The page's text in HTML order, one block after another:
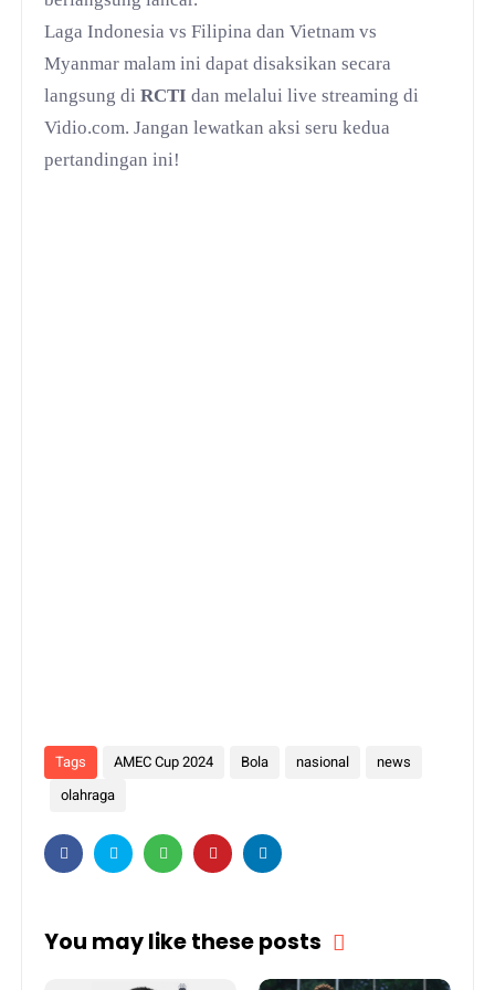
Laga Indonesia vs Filipina dan Vietnam vs
Myanmar malam ini dapat disaksikan secara
langsung diRCTI dan melalui live streaming di
Vidio.com. Jangan lewatkan aksi seru kedua
pertandingan ini!
Tags AMEC Cup 2024 Bola nasional
news
olahraga
You may like these posts